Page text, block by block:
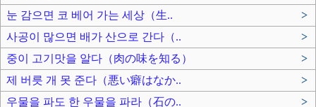
눈 감으면 코 베어 가는 세상（生..
>
사공이 많으면 배가 산으로 간다（..
>
중이 고기맛을 알다（肉の味を知る）
>
제 버릇 개 못 준다（悪い癖はなか..
>
우물을 파도 한 우물을 파라（石の..
>